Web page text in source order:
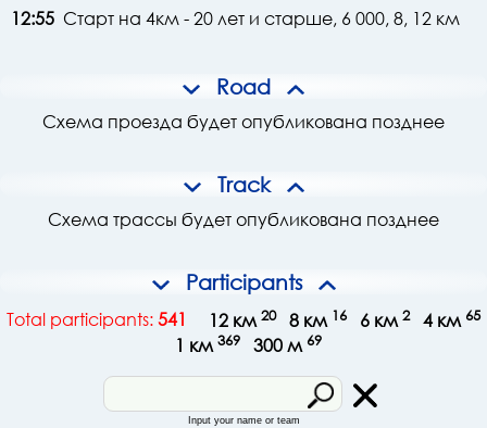
12:55 Старт на 4км - 20 лет и старше, 6 000, 8, 12 км
Road
Схема проезда будет опубликована позднее
Track
Схема трассы будет опубликована позднее
Participants
Total participants:541 12 км 20 8 км 16 6 км 2 4 км 65
1 км 369 300 м 69
Input your name or team